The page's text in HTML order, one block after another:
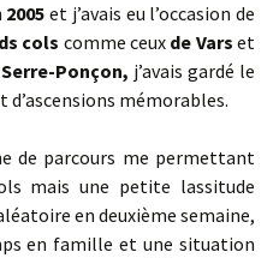
2005 et j’avais eu l’occasion de
cols comme ceux de Vars et
Ponçon, j’avais gardé le
d’ascensions mémorables.
de parcours me permettant
mais une petite lassitude
en deuxième semaine,
en famille et une situation